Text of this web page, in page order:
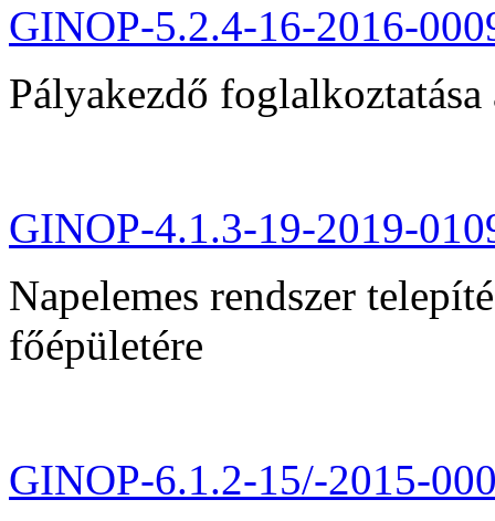
GINOP-5.2.4-16-2016-
Pályakezdő
GINOP-4.1.3-19-2019-
Napelemes rendszer
főépületére
GINOP-6.1.2-15/-2015-